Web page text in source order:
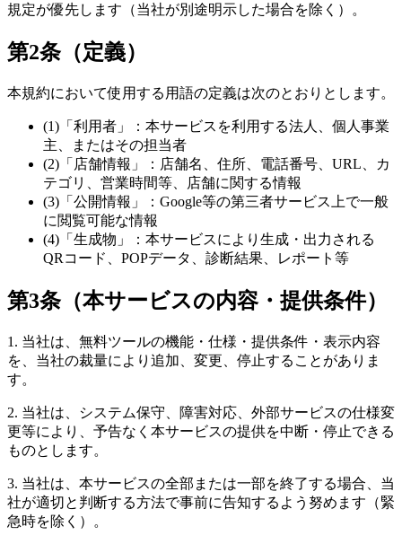
規定が優先します（当社が別途明示した場合を除く）。
第2条（定義）
本規約において使用する用語の定義は次のとおりとします。
(1)「利用者」：本サービスを利用する法人、個人事業
主、またはその担当者
(2)「店舗情報」：店舗名、住所、電話番号、URL、カ
テゴリ、営業時間等、店舗に関する情報
(3)「公開情報」：Google等の第三者サービス上で一般
に閲覧可能な情報
(4)「生成物」：本サービスにより生成・出力される
QRコード、POPデータ、診断結果、レポート等
第3条（本サービスの内容・提供条件）
1. 当社は、無料ツールの機能・仕様・提供条件・表示内容
を、当社の裁量により追加、変更、停止することがありま
す。
2. 当社は、システム保守、障害対応、外部サービスの仕様変
更等により、予告なく本サービスの提供を中断・停止できる
ものとします。
3. 当社は、本サービスの全部または一部を終了する場合、当
社が適切と判断する方法で事前に告知するよう努めます（緊
急時を除く）。